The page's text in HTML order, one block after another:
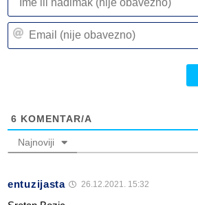
6 KOMENTAR/A
Najnoviji
entuzijasta 26.12.2021. 15:32